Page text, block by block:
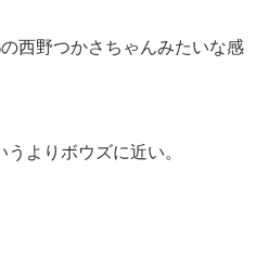
西野つかさちゃんみたいな感
よりボウズに近い。